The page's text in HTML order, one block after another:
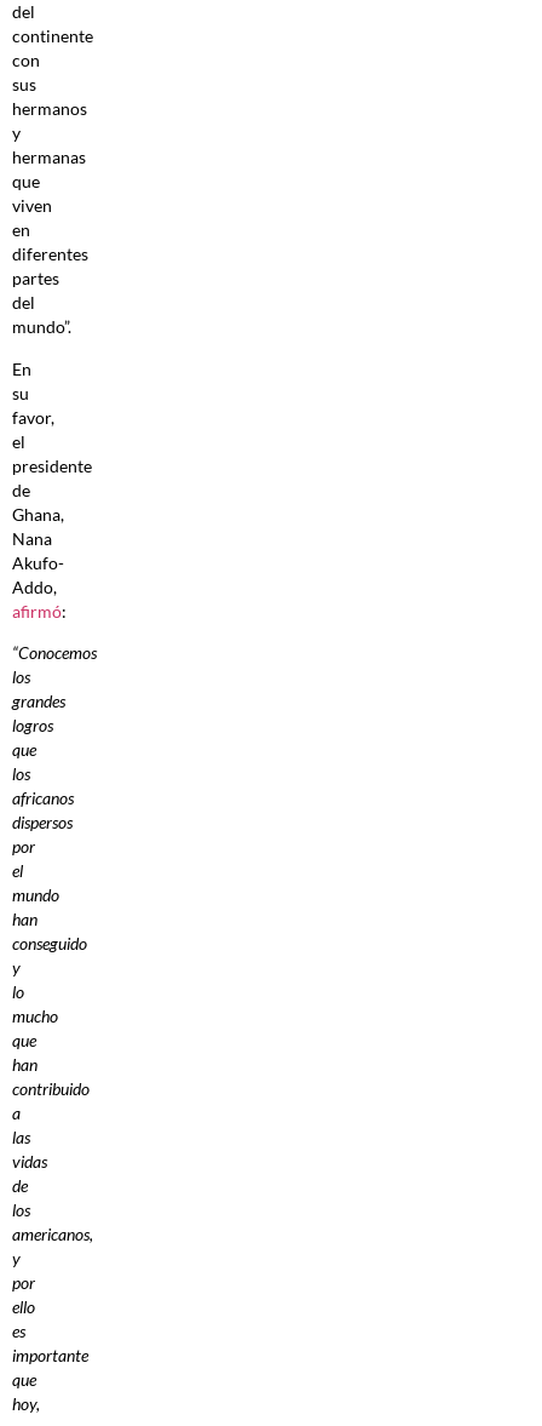
del
continente
con
sus
hermanos
y
hermanas
que
viven
en
diferentes
partes
del
mundo”.
En
su
favor,
el
presidente
de
Ghana,
Nana
Akufo-
Addo,
afirmó:
“Conocemos
los
grandes
logros
que
los
africanos
dispersos
por
el
mundo
han
conseguido
y
lo
mucho
que
han
contribuido
a
las
vidas
de
los
americanos,
y
por
ello
es
importante
que
hoy,